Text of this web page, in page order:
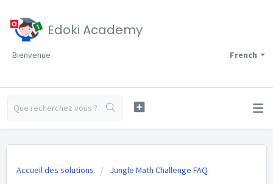
Edoki Academy
French
Bienvenue
Accueil des solutions Jungle Math Challenge FAQ